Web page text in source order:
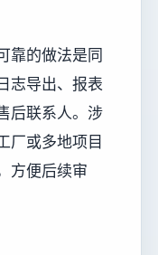
靠的做法是同
志导出、报表
后联系人。涉
厂或多地项目
方便后续审